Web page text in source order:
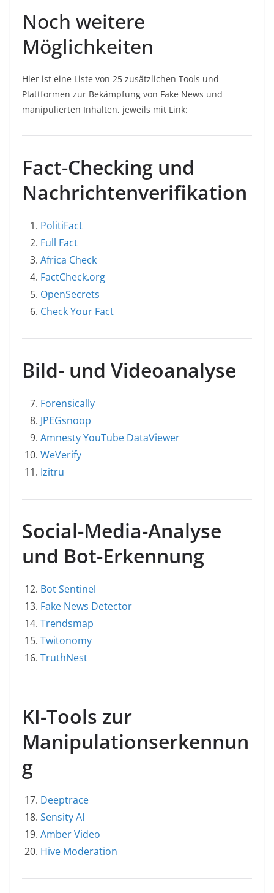
Noch weitere
Möglichkeiten
Hier ist eine Liste von 25 zusätzlichen Tools und
Plattformen zur Bekämpfung von Fake News und
manipulierten Inhalten, jeweils mit Link:
Fact-Checking und
Nachrichtenverifikation
PolitiFact
Full Fact
Africa Check
FactCheck.org
OpenSecrets
Check Your Fact
Bild- und Videoanalyse
Forensically
JPEGsnoop
Amnesty YouTube DataViewer
WeVerify
Izitru
Social-Media-Analyse
und Bot-Erkennung
Bot Sentinel
Fake News Detector
Trendsmap
Twitonomy
TruthNest
KI-Tools zur
Manipulationserkennun
g
Deeptrace
Sensity AI
Amber Video
Hive Moderation